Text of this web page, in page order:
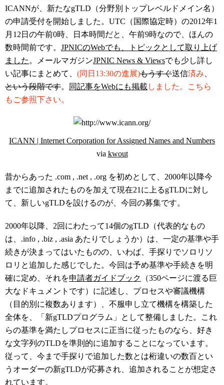
ICANNが、新たなgTLD（分野別トップレベルドメイン名）
の申請受付を開始しました。UTC（国際協定時）の2012年1
月12日の午前0時、日本時間だと、午前9時なので、ほんの
数時間前です。 JPNICのWebでも、トピックとして取り上げ
ました 。メールマガジンJPNIC News & Viewsでも少し詳し
い記事にまとめて、 (同日13:30の進展)もうすぐ送信済み
という段階です。 同記事をWebにも掲載しました。こちら
もご参照下さい。
ICANN | Internet Corporation for Assigned Names and Numbers
via kwout
昔からあった .com , .net , .org を初めとして、2000年以降今
までに追加されたものを加えて現在21に上るgTLDに対し
て、新しいgTLDを設けるのが、今回の募集です。
2000年以降、2回にわたって14個のgTLD（代表的なもの
は、.info , .biz , .asia あたりでしょうか）は、一定の基準や手
続きが決まってはいたものの、いわば、手探りでソロリソ
ロリと追加した感じでした。今回は予め基準や手続きを明
確に定め、それを申請者ガイドブック
（350ページに渡る巨
大なドキュメントです）に記述し、プロセスや審議機構
（目的別に複数あります）、不服申し立て機構を構築した
全体を、「新gTLDプログラム」として整備しました。これ
らの基準を満たしプロセスに正当に従ったものなら、好き
な文字列のTLDを準則的に追加することになっています。
従って、今まで手探りで追加した数とは桁違いの数百とい
うオーダーの新gTLDが応募され、追加されることが想定さ
れています。